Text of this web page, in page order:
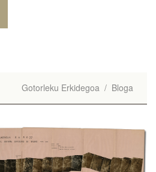
Gotorleku Erkidegoa / Bloga